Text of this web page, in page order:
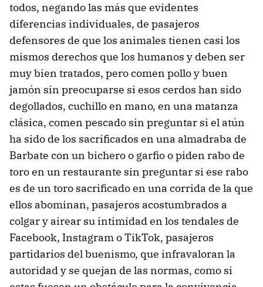
todos, negando las más que evidentes
diferencias individuales, de pasajeros
defensores de que los animales tienen casi los
mismos derechos que los humanos y deben ser
muy bien tratados, pero comen pollo y buen
jamón sin preocuparse si esos cerdos han sido
degollados, cuchillo en mano, en una matanza
clásica, comen pescado sin preguntar si el atún
ha sido de los sacrificados en una almadraba de
Barbate con un bichero o garfio o piden rabo de
toro en un restaurante sin preguntar si ese rabo
es de un toro sacrificado en una corrida de la que
ellos abominan, pasajeros acostumbrados a
colgar y airear su intimidad en los tendales de
Facebook, Instagram o TikTok, pasajeros
partidarios del buenismo, que infravaloran la
autoridad y se quejan de las normas, como si